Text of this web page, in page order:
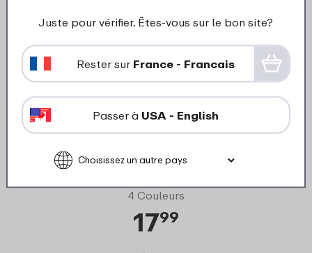
Ellipse mug à café à emporter
300 ml – Nordic sage
4 Couleurs
1799
en
Juste pour vérifier. Êtes-vous sur le bon site?
Rester sur France - Francais
Passer à USA - English